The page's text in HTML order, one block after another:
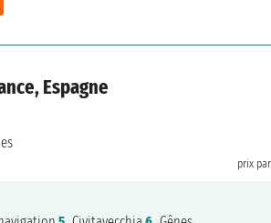
Espagne
prix